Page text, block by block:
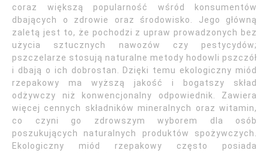
coraz większą popularność wśród konsumentów
dbających o zdrowie oraz środowisko. Jego główną
zaletą jest to, że pochodzi z upraw prowadzonych bez
użycia sztucznych nawozów czy pestycydów;
pszczelarze stosują naturalne metody hodowli pszczół
i dbają o ich dobrostan. Dzięki temu ekologiczny miód
rzepakowy ma wyższą jakość i bogatszy skład
odżywczy niż konwencjonalny odpowiednik. Zawiera
więcej cennych składników mineralnych oraz witamin,
co czyni go zdrowszym wyborem dla osób
poszukujących naturalnych produktów spożywczych.
Ekologiczny miód rzepakowy często posiada